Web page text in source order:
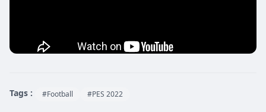
Tags : #Football #PES 2022